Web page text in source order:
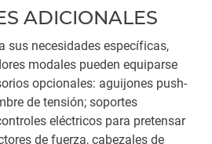
ADICIONALES
sus necesidades específicas,
modales pueden equiparse
opcionales: aguijones push-
de tensión; soportes
eléctricos para pretensar
de fuerza, cabezales de